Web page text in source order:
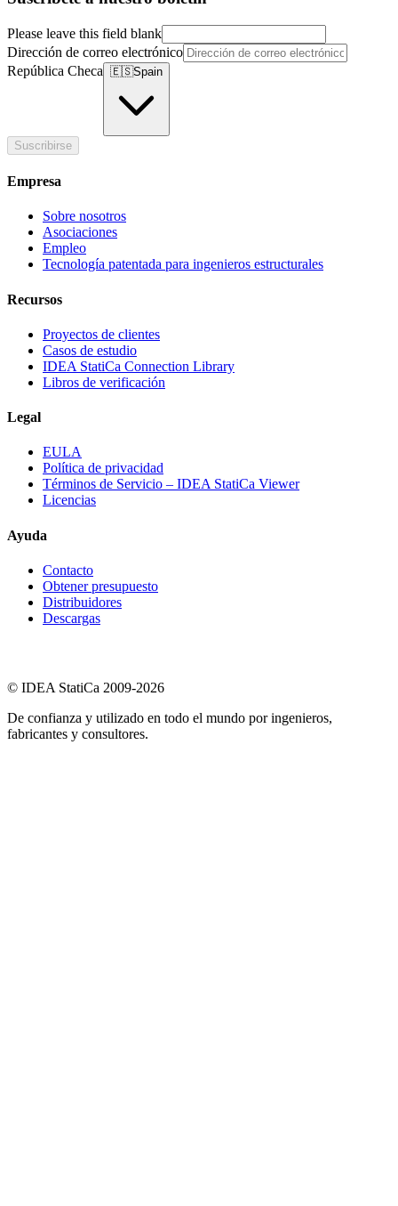
Please leave this field blank
Dirección de correo electrónico
República Checa 🇪🇸Spain
Suscribirse
Empresa
Sobre nosotros
Asociaciones
Empleo
Tecnología patentada para ingenieros estructurales
Recursos
Proyectos de clientes
Casos de estudio
IDEA StatiCa Connection Library
Libros de verificación
Legal
EULA
Política de privacidad
Términos de Servicio – IDEA StatiCa Viewer
Licencias
Ayuda
Contacto
Obtener presupuesto
Distribuidores
Descargas
© IDEA StatiCa 2009-2026
De confianza y utilizado en todo el mundo por ingenieros,
fabricantes y consultores.